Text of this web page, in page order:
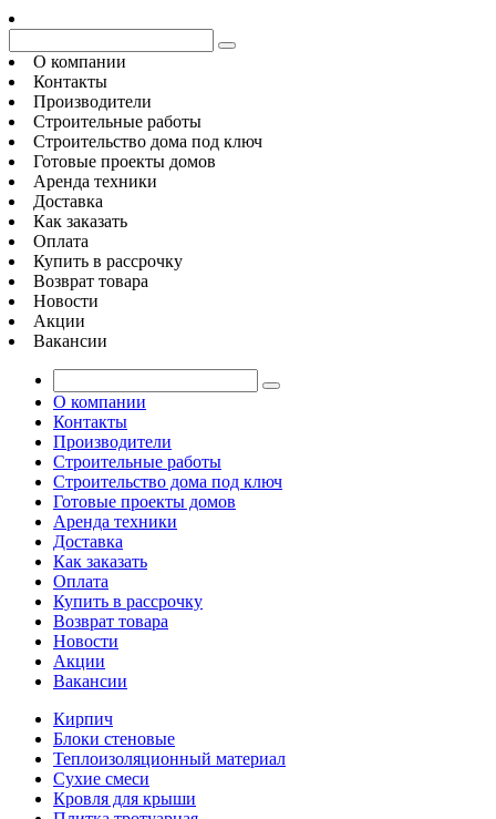
О компании
Контакты
Производители
Строительные работы
Строительство дома под ключ
Готовые проекты домов
Аренда техники
Доставка
Как заказать
Оплата
Купить в рассрочку
Возврат товара
Новости
Акции
Вакансии
О компании
Контакты
Производители
Строительные работы
Строительство дома под ключ
Готовые проекты домов
Аренда техники
Доставка
Как заказать
Оплата
Купить в рассрочку
Возврат товара
Новости
Акции
Вакансии
Кирпич
Блоки стеновые
Теплоизоляционный материал
Сухие смеси
Кровля для крыши